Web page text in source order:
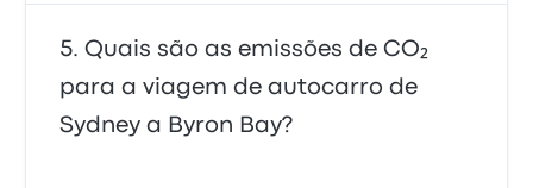
Quais são as emissões de CO₂
para a viagem de autocarro de
Sydney a Byron Bay?